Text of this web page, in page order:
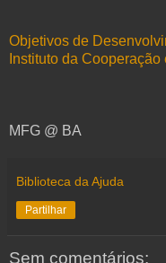
Objetivos de
Instituto da Cooperação
MFG @ BA
Biblioteca da Ajuda
Partilhar
Sem comentários: